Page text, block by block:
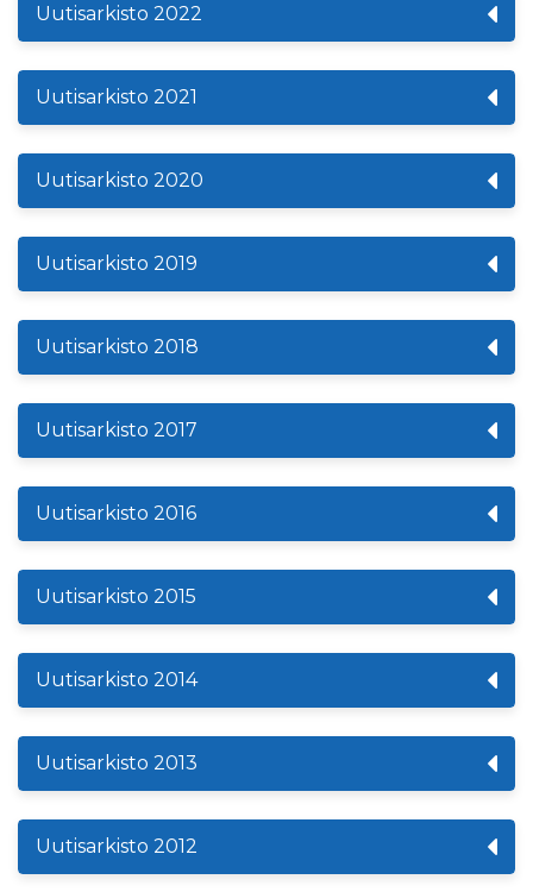
Uutisarkisto 2022
Uutisarkisto 2021
Uutisarkisto 2020
Uutisarkisto 2019
Uutisarkisto 2018
Uutisarkisto 2017
Uutisarkisto 2016
Uutisarkisto 2015
Uutisarkisto 2014
Uutisarkisto 2013
Uutisarkisto 2012